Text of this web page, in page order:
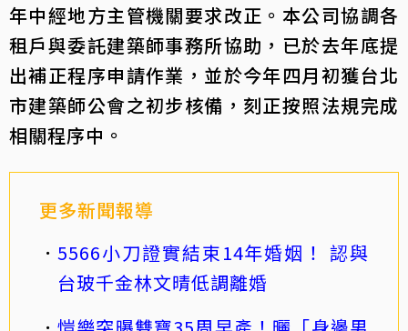
年中經地方主管機關要求改正。本公司協調各
租戶與委託建築師事務所協助，已於去年底提
出補正程序申請作業，並於今年四月初獲台北
市建築師公會之初步核備，刻正按照法規完成
相關程序中。
更多新聞報導
5566小刀證實結束14年婚姻！ 認與
台玻千金林文晴低調離婚